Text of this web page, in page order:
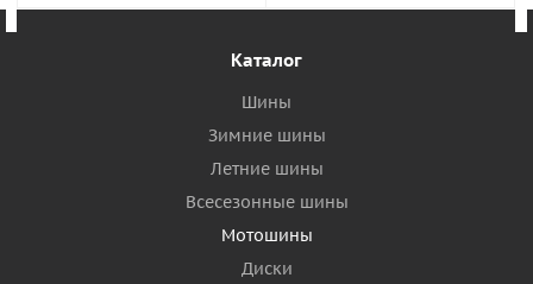
Каталог
Шины
Зимние шины
Летние шины
Всесезонные шины
Мотошины
Диски